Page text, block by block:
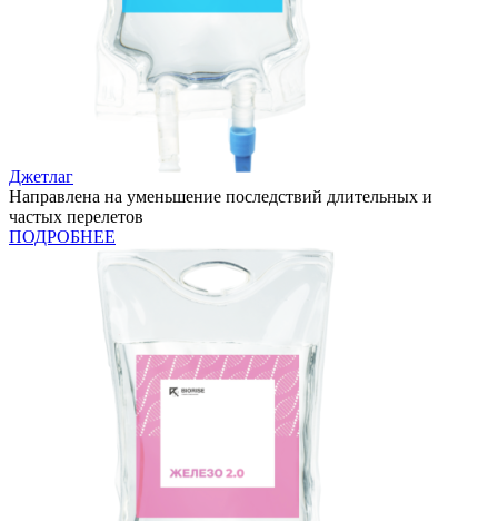
Джетлаг
Направлена на уменьшение последствий длительных и
частых перелетов
ПОДРОБНЕЕ